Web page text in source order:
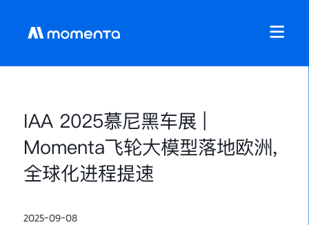
IAA 2025慕尼黑车展 |
Momenta飞轮大模型落地欧洲,
全球化进程提速
2025-09-08